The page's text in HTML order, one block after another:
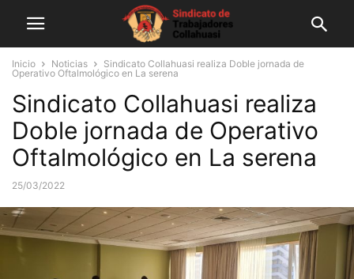
Inicio Noticias
Sindicato Collahuasi realiza Doble jornada de
Operativo Oftalmológico en La serena
Sindicato Collahuasi realiza
Doble jornada de Operativo
Oftalmológico en La serena
25/03/2022